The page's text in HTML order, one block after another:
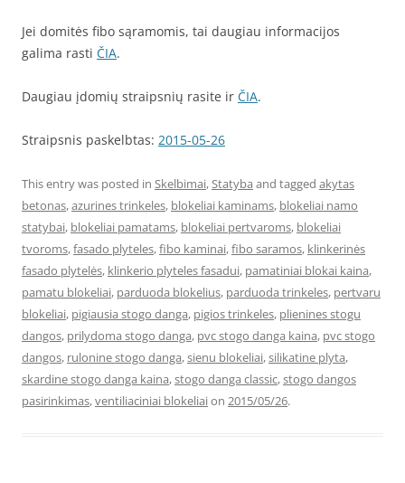
Jei domitės fibo sąramomis, tai daugiau informacijos
galima rasti ČIA.
Daugiau įdomių straipsnių rasite ir ČIA.
Straipsnis paskelbtas: 2015-05-26
This entry was posted in Skelbimai,Statyba and tagged akytas
betonas,azurines trinkeles, blokeliai kaminams, blokeliai namo
statybai, blokeliai pamatams, blokeliai pertvaroms, blokeliai
tvoroms,fasado plyteles,fibo kaminai,fibo saramos, klinkerinės
fasado plytelės, klinkerio plyteles fasadui, pamatiniai blokai kaina,
pamatu blokeliai, parduoda blokelius, parduoda trinkeles, pertvaru
blokeliai, pigiausia stogo danga, pigios trinkeles, plienines stogu
dangos, prilydoma stogo danga, pvc stogo danga kaina, pvc stogo
dangos, rulonine stogo danga,sienu blokeliai,silikatine plyta,
skardine stogo danga kaina,stogo danga classic,stogo dangos
pasirinkimas,ventiliaciniai blokeliaion 2015/05/26.